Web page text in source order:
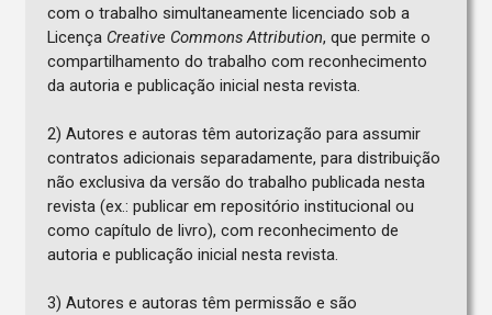
com o trabalho simultaneamente licenciado sob a
Licença Creative Commons Attribution, que permite o
compartilhamento do trabalho com reconhecimento
da autoria e publicação inicial nesta revista.
2) Autores e autoras têm autorização para assumir
contratos adicionais separadamente, para distribuição
não exclusiva da versão do trabalho publicada nesta
revista (ex.: publicar em repositório institucional ou
como capítulo de livro), com reconhecimento de
autoria e publicação inicial nesta revista.
3) Autores e autoras têm permissão e são